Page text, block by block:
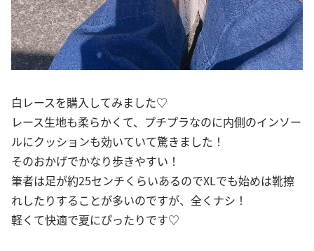
白レースを購入してみました♡
レース生地も柔らかくて、プチプラなのに内側のインソー
ルにクッションも効いていて驚きました！
そのおかげでかなり歩きやすい！
筆者は足が約25センチくらいあるのでXLでも始めは靴擦
れしたりすることが多いのですが、全くナシ！
軽くて快適で夏にぴったりです♡